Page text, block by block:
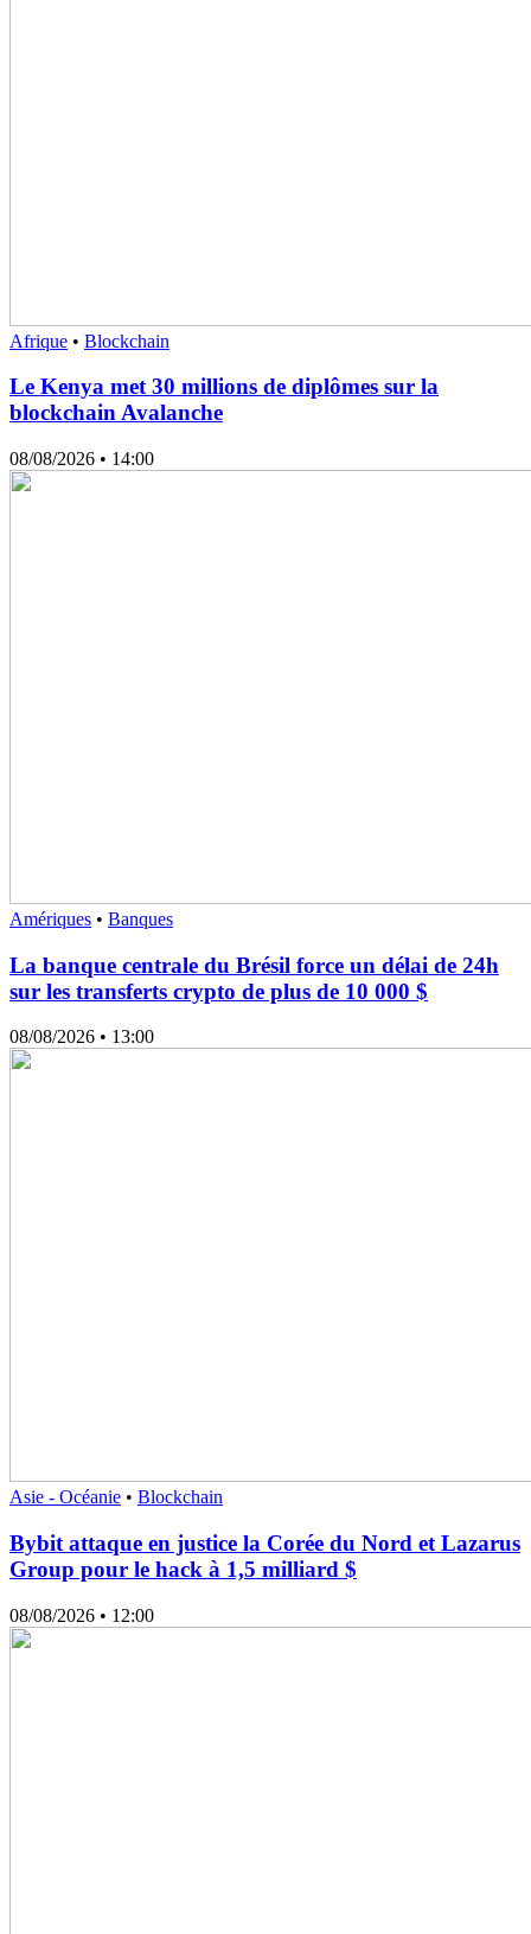
Afrique • Blockchain
Le Kenya met 30 millions de diplômes sur la
blockchain Avalanche
08/08/2026 • 14:00
Amériques • Banques
La banque centrale du Brésil force un délai de 24h
sur les transferts crypto de plus de 10 000 $
08/08/2026 • 13:00
Asie - Océanie • Blockchain
Bybit attaque en justice la Corée du Nord et Lazarus
Group pour le hack à 1,5 milliard $
08/08/2026 • 12:00